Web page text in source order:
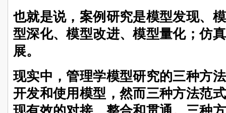
也就是说，案例研究是模型发现、
型深化、模型改进、模型量化；仿
展。
现实中，管理学模型研究的三种方
开发和使用模型，然而三种方法范